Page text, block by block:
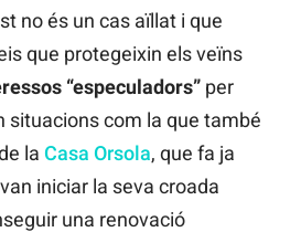
no és un cas aïllat i que
que protegeixin els veïns
“especuladors” per
situacions com la que també
la Casa Orsola, que fa ja
iniciar la seva croada
una renovació